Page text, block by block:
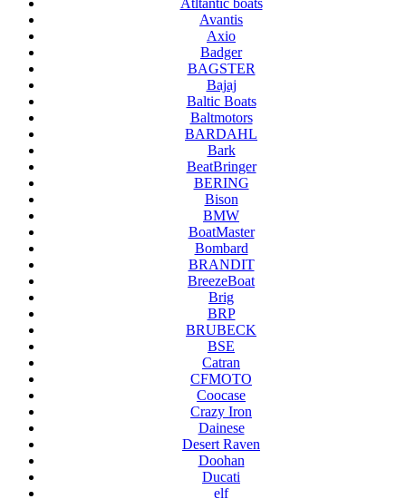
Atltantic boats
Avantis
Axio
Badger
BAGSTER
Bajaj
Baltic Boats
Baltmotors
BARDAHL
Bark
BeatBringer
BERING
Bison
BMW
BoatMaster
Bombard
BRANDIT
BreezeBoat
Brig
BRP
BRUBECK
BSE
Catran
CFMOTO
Coocase
Crazy Iron
Dainese
Desert Raven
Doohan
Ducati
elf